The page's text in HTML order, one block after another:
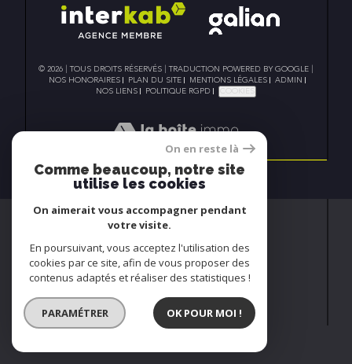
© 2026 | TOUS DROITS RÉSERVÉS | TRADUCTION POWERED BY GOOGLE |
NOS HONORAIRES
PLAN DU SITE MENTIONS LÉGALES
ADMIN
NOS LIENS
POLITIQUE RGPD COOKIES
On en reste là
Comme beaucoup, notre site
utilise les cookies
On aimerait vous accompagner pendant
votre visite.
En poursuivant, vous acceptez l'utilisation des
cookies par ce site, afin de vous proposer des
contenus adaptés et réaliser des statistiques !
PARAMÉTRER OK POUR MOI !